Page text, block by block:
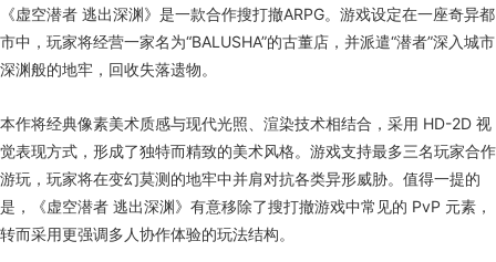
《虚空潜者 逃出深渊》是一款合作搜打撤ARPG。游戏设定在一座奇异都
市中，玩家将经营一家名为“BALUSHA”的古董店，并派遣“潜者”深入城市
深渊般的地牢，回收失落遗物。
本作将经典像素美术质感与现代光照、渲染技术相结合，采用 HD-2D 视
觉表现方式，形成了独特而精致的美术风格。游戏支持最多三名玩家合作
游玩，玩家将在变幻莫测的地牢中并肩对抗各类异形威胁。值得一提的
是，《虚空潜者 逃出深渊》有意移除了搜打撤游戏中常见的 PvP 元素，
转而采用更强调多人协作体验的玩法结构。